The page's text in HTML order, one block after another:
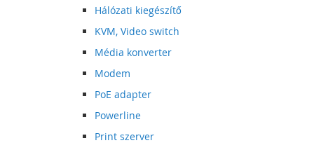
Hálózati kiegészítő
KVM, Video switch
Média konverter
Modem
PoE adapter
Powerline
Print szerver